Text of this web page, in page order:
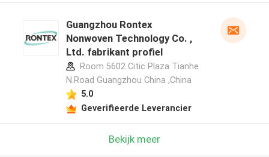
Guangzhou Rontex
Nonwoven Technology Co. ,
Ltd. fabrikant profiel
Room 5602 Citic Plaza Tianhe
N.Road Guangzhou China ,China
5.0
Geverifieerde Leverancier
Bekijk meer